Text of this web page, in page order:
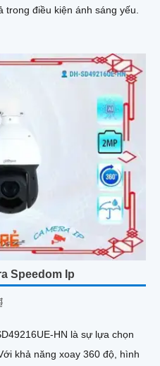
trong điều kiện ánh sáng yếu.
Speedom Ip
HN là sự lựa chọn